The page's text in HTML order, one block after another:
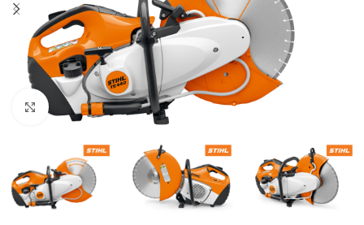
Kliknite za uvećanje